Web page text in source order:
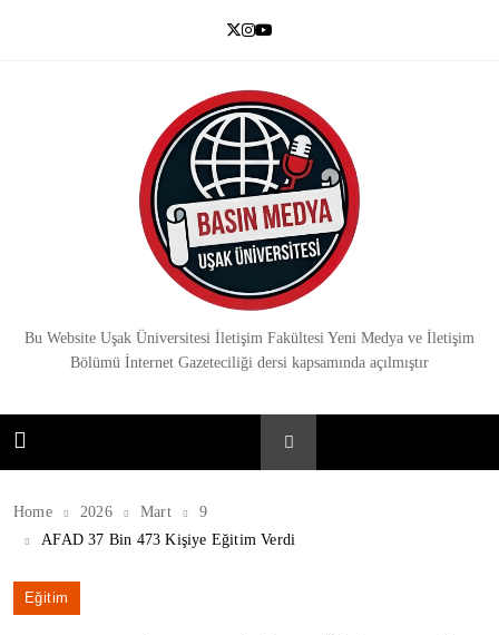
Basın Medya
Bu Website Uşak Üniversitesi İletişim Fakültesi Yeni Medya ve İletişim
Bölümü İnternet Gazeteciliği dersi kapsamında açılmıştır
Home 2026 Mart
9
AFAD 37 Bin 473 Kişiye Eğitim Verdi
Eğitim